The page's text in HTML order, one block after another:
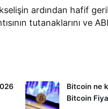
ardından hafif
tutanaklarını ve
Bitcoin ne
Bitcoin